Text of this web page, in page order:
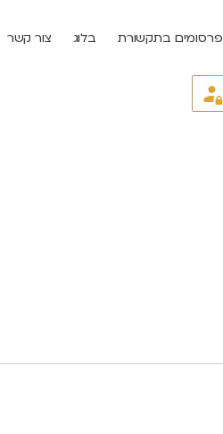
פרסומים בתקשורת בלוג צור קשר